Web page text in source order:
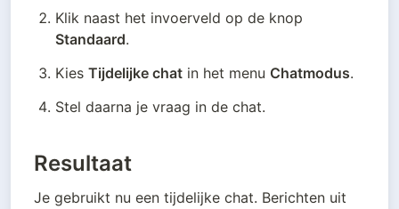
Standaard.
Kies Tijdelijke chat in het menu Chatmodus.
Stel daarna je vraag in de chat.
Resultaat
Je gebruikt nu een tijdelijke chat. Berichten uit